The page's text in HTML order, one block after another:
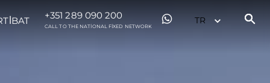
+351 289 090 200
CALL TO THE NATIONAL FIXED NETWORK